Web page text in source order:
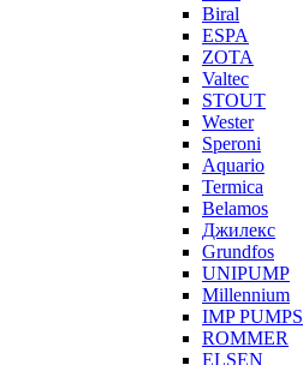
Biral
ESPA
ZOTA
Valtec
STOUT
Wester
Speroni
Aquario
Termica
Belamos
Джилекс
Grundfos
UNIPUMP
Millennium
IMP PUMPS
ROMMER
ELSEN